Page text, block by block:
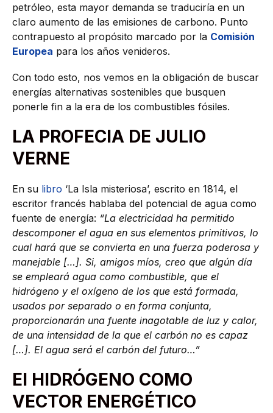
petróleo, esta mayor demanda se traduciría en un
claro aumento de las emisiones de carbono. Punto
contrapuesto al propósito marcado por la Comisión
Europea para los años venideros.
Con todo esto, nos vemos en la obligación de buscar
energías alternativas sostenibles que busquen
ponerle fin a la era de los combustibles fósiles.
LA PROFECIA DE JULIO
VERNE
En su libro ‘La Isla misteriosa’, escrito en 1814, el
escritor francés hablaba del potencial de agua como
fuente de energía: “La electricidad ha permitido
descomponer el agua en sus elementos primitivos, lo
cual hará que se convierta en una fuerza poderosa y
manejable […]. Si, amigos míos, creo que algún día
se empleará agua como combustible, que el
hidrógeno y el oxígeno de los que está formada,
usados por separado o en forma conjunta,
proporcionarán una fuente inagotable de luz y calor,
de una intensidad de la que el carbón no es capaz
[…]. El agua será el carbón del futuro…”
El HIDRÓGENO COMO
VECTOR ENERGÉTICO